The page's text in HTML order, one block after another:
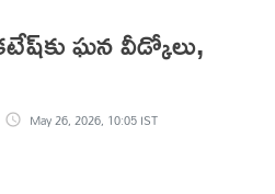
ఘన వీడ్కోలు,
May 26, 2026, 10:05 IST